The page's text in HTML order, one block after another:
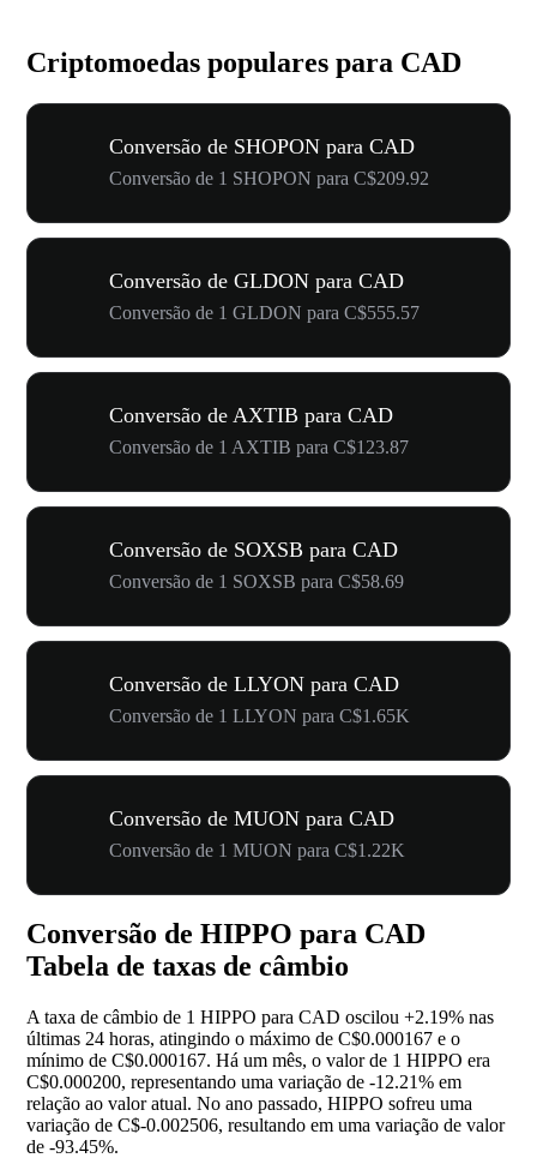
Criptomoedas populares para CAD
Conversão de SHOPON para CAD
Conversão de 1 SHOPON para C$209.92
Conversão de GLDON para CAD
Conversão de 1 GLDON para C$555.57
Conversão de AXTIB para CAD
Conversão de 1 AXTIB para C$123.87
Conversão de SOXSB para CAD
Conversão de 1 SOXSB para C$58.69
Conversão de LLYON para CAD
Conversão de 1 LLYON para C$1.65K
Conversão de MUON para CAD
Conversão de 1 MUON para C$1.22K
Conversão de HIPPO para CAD
Tabela de taxas de câmbio
A taxa de câmbio de 1 HIPPO para CAD oscilou +2.19% nas
últimas 24 horas, atingindo o máximo de C$0.000167 e o
mínimo de C$0.000167. Há um mês, o valor de 1 HIPPO era
C$0.000200, representando uma variação de -12.21% em
relação ao valor atual. No ano passado, HIPPO sofreu uma
variação de C$-0.002506, resultando em uma variação de valor
de -93.45%.